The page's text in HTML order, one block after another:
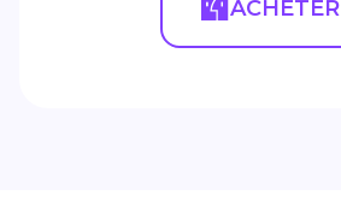
ACHETER